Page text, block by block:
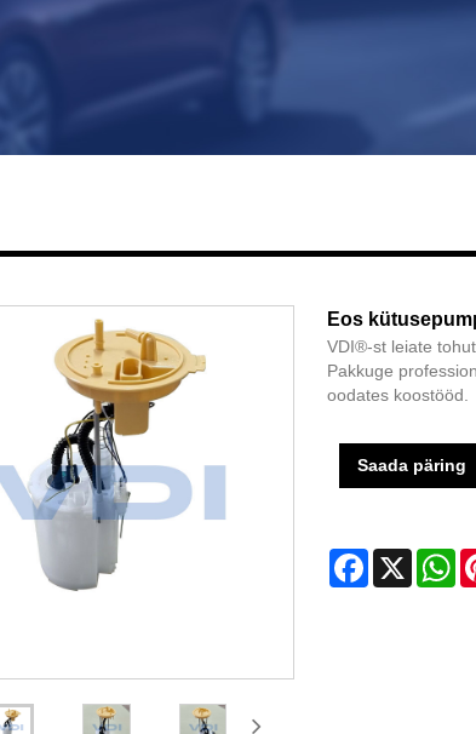
Eos
VDI®-st leiate
Pakkuge
oodates koostööd.
Saada päring
Facebook
X